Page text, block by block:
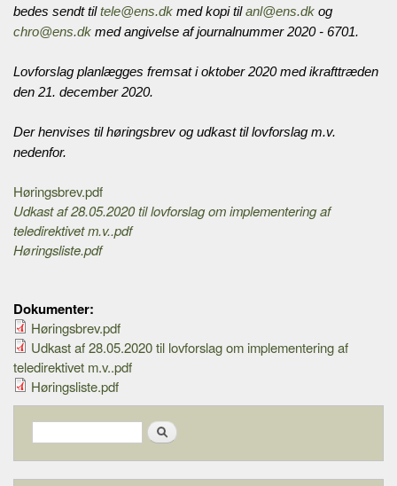
bedes sendt tiltele@ens.dk med kopi tilanl@ens.dk og
chro@ens.dk med angivelse af journalnummer 2020 - 6701.
Lovforslag planlægges fremsat i oktober 2020 med ikrafttræden
den 21. december 2020.
Der henvises til høringsbrev og udkast til lovforslag m.v.
nedenfor.
Høringsbrev.pdf
Udkast af 28.05.2020 til lovforslag om implementering af
teledirektivet m.v..pdf
Høringsliste.pdf
Dokumenter:
Høringsbrev.pdf
Udkast af 28.05.2020 til lovforslag om implementering af
teledirektivet m.v..pdf
Høringsliste.pdf
Search form
Search